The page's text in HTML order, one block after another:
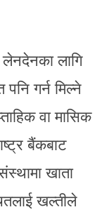
लागि
गर्न मिल्ने
वा मासिक
बैंकबाट
खाता
खल्तीले